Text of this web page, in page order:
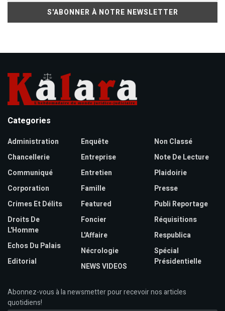
Categories
Administration
Chancellerie
Communiqué
Corporation
Crimes Et Délits
Droits De
L'Homme
Echos Du Palais
Editorial
Enquête
Entreprise
Entretien
Famille
Featured
Foncier
L'Affaire
Nécrologie
NEWS VIDEOS
Non Classé
Note De Lecture
Plaidoirie
Presse
Publi Reportage
Réquisitions
Respublica
Spécial
Présidentielle
Abonnez-vous à la newsmetter pour recevoir nos articles
quotidiens!